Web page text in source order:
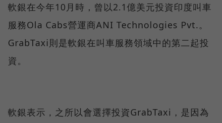
軟銀在今年10月時，曾以2.1億美元投資印度叫車
服務Ola Cabs營運商ANI Technologies Pvt.。
GrabTaxi則是軟銀在叫車服務領域中的第二起投
資。
軟銀表示，之所以會選擇投資GrabTaxi，是因為